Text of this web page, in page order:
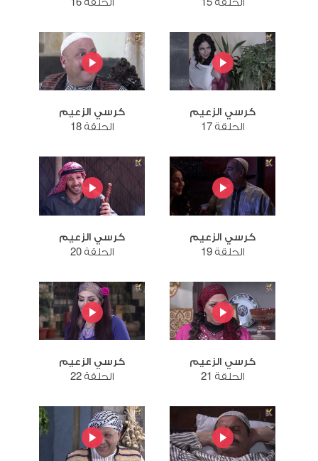
كرسي الزعيم
الحلقة 17
كرسي الزعيم
الحلقة 18
كرسي الزعيم
الحلقة 19
كرسي الزعيم
الحلقة 20
كرسي الزعيم
الحلقة 21
كرسي الزعيم
الحلقة 22